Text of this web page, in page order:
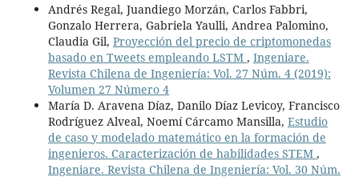
Andrés Regal, Juandiego Morzán, Carlos Fabbri,
Gonzalo Herrera, Gabriela Yaulli, Andrea Palomino,
Claudia Gil, Proyección del precio de criptomonedas
basado en Tweets empleando LSTM , Ingeniare.
Revista Chilena de Ingeniería: Vol. 27 Núm. 4 (2019):
Volumen 27 Número 4
María D. Aravena Díaz, Danilo Díaz Levicoy, Francisco
Rodríguez Alveal, Noemí Cárcamo Mansilla, Estudio
de caso y modelado matemático en la formación de
ingenieros. Caracterización de habilidades STEM ,
Ingeniare. Revista Chilena de Ingeniería: Vol. 30 Núm.